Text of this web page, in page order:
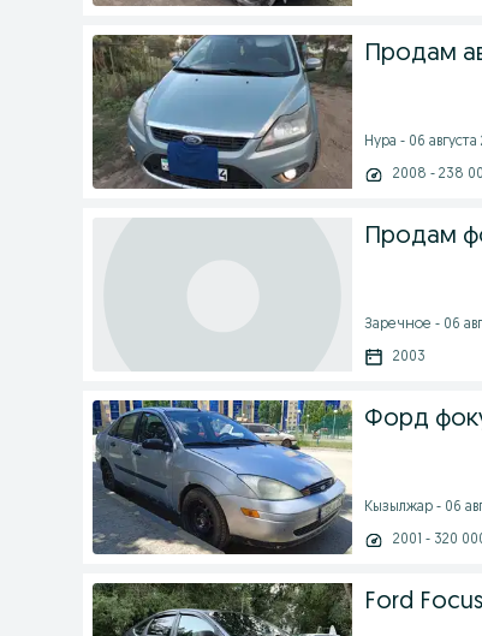
Продам
Нура - 06 августа
2008 - 238
Продам
Заречное - 06
2003
Форд
Кызылжар - 06
2001 - 320
Ford